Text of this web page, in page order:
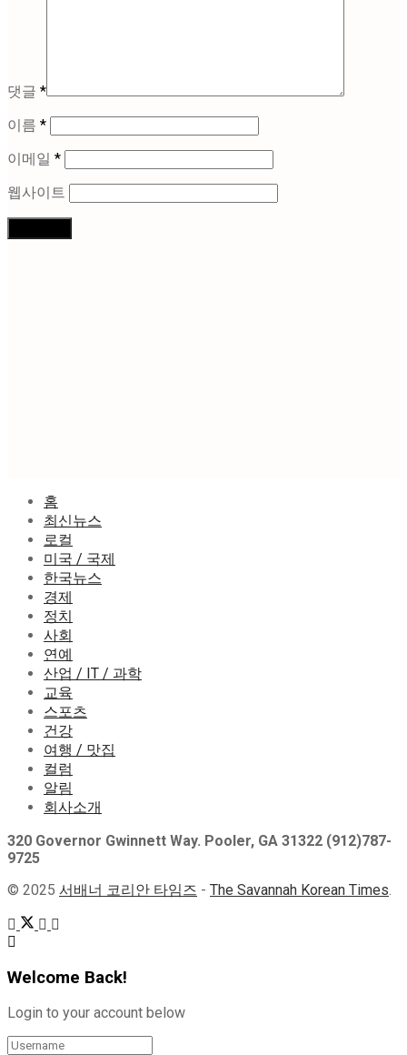
댓글 *
이름 *
이메일 *
웹사이트
홈
최신뉴스
로컬
미국 / 국제
한국뉴스
경제
정치
사회
연예
산업 / IT / 과학
교육
스포츠
건강
여행 / 맛집
컬럼
알림
회사소개
320 Governor Gwinnett Way. Pooler, GA 31322 (912)787-
9725
© 2025 서배너 코리안 타임즈 - The Savannah Korean Times.
Welcome Back!
Login to your account below